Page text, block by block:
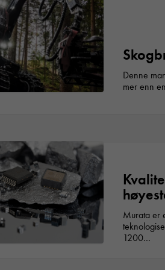
Denne
mer enn
Murata er
1200…